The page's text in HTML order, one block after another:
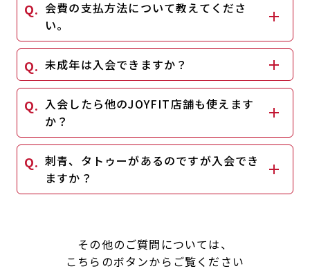
会費の支払方法について教えてくださ
い。
未成年は入会できますか？
入会したら他のJOYFIT店舗も使えます
か？
刺青、タトゥーがあるのですが入会でき
ますか？
その他のご質問については、
こちらのボタンからご覧ください